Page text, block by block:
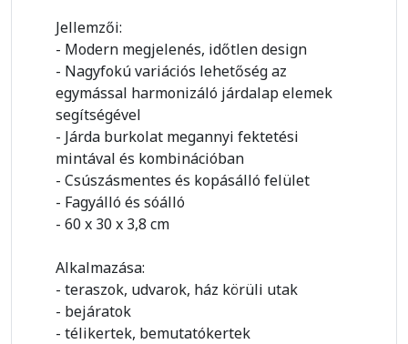
Jellemzői:
- Modern megjelenés, időtlen design
- Nagyfokú variációs lehetőség az
egymással harmonizáló járdalap elemek
segítségével
- Járda burkolat megannyi fektetési
mintával és kombinációban
- Csúszásmentes és kopásálló felület
- Fagyálló és sóálló
- 60 x 30 x 3,8 cm
Alkalmazása:
- teraszok, udvarok, ház körüli utak
- bejáratok
- télikertek, bemutatókertek